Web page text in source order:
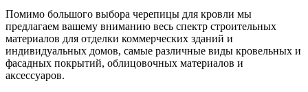
Помимо большого выбора черепицы для кровли мы
предлагаем вашему вниманию весь спектр строительных
материалов для отделки коммерческих зданий и
индивидуальных домов, самые различные виды кровельных и
фасадных покрытий, облицовочных материалов и
аксессуаров.